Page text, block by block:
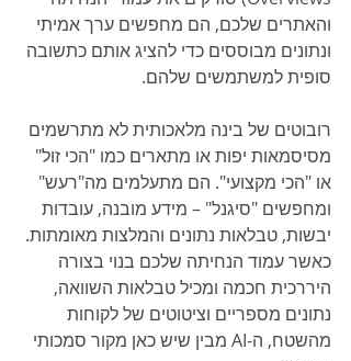
והאתרים שלכם, הם מחפשים ערך אמיתי
ונתונים מבוססים כדי להציג אותם כתשובה
סופית למשתמשים שלהם.
רובוטים של בינה מלאכותית לא מתרשמים
מסיסמאות יפות או מתארים כמו "הכי זול"
או "הכי מקצועי". הם מתעלמים מה"רעש"
ומחפשים "סיגנל" – מידע מובנה, עובדות
יבשות, טבלאות נתונים והמלצות מאומתות.
כאשר עמוד הנחיתה שלכם בנוי בצורה
היררכית חכמה ומכיל טבלאות השוואה,
נתונים מספריים וציטוטים של לקוחות
מהשטח, ה-AI מבין שיש כאן מקור סמכותי